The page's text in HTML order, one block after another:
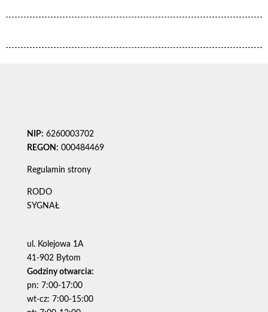
NIP: 6260003702
REGON: 000484469
Regulamin strony
RODO
SYGNAŁ
ul. Kolejowa 1A
41-902 Bytom
Godziny otwarcia:
pn: 7:00-17:00
wt-cz: 7:00-15:00